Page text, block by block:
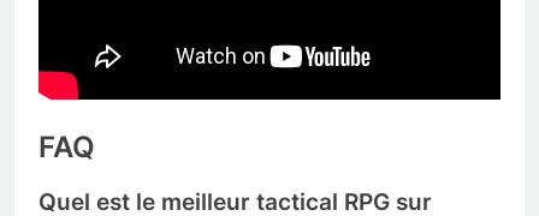
FAQ
Quel est le meilleur tactical RPG sur